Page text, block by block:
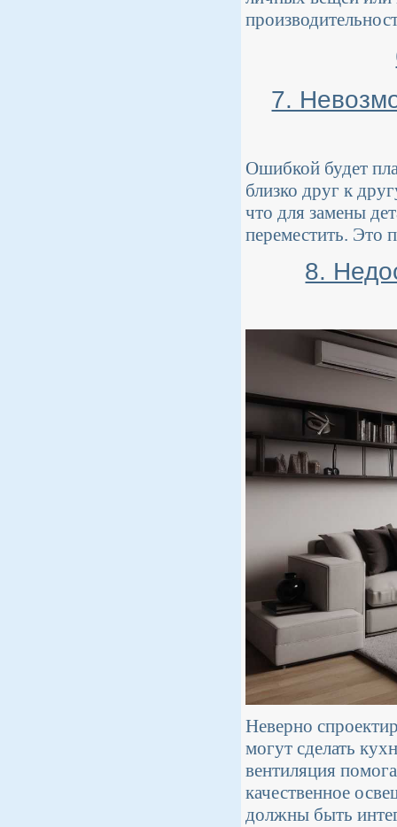
7.
Ошибкой будет
близко друг к
что для замены
переместить. Это
8.
Неверно
могут сделать
вентиляция
качественное
должны быть